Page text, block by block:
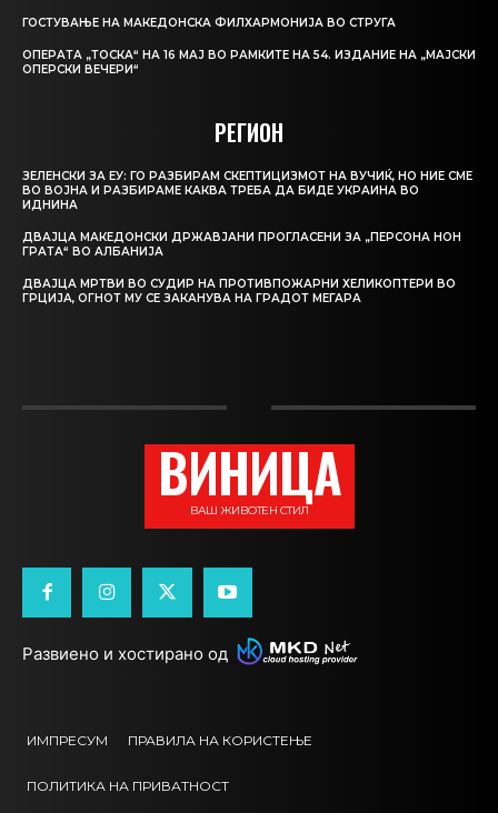
ГОСТУВАЊЕ НА МАКЕДОНСКА ФИЛХАРМОНИЈА ВО СТРУГА
ОПЕРАТА „ТОСКА“ НА 16 МАЈ ВО РАМКИТЕ НА 54. ИЗДАНИЕ НА „МАЈСКИ
ОПЕРСКИ ВЕЧЕРИ“
РЕГИОН
ЗЕЛЕНСКИ ЗА ЕУ: ГО РАЗБИРАМ СКЕПТИЦИЗМОТ НА ВУЧИЌ, НО НИЕ СМЕ
ВО ВОЈНА И РАЗБИРАМЕ КАКВА ТРЕБА ДА БИДЕ УКРАИНА ВО
ИДНИНА
ДВАЈЦА МАКЕДОНСКИ ДРЖАВЈАНИ ПРОГЛАСЕНИ ЗА „ПЕРСОНА НОН
ГРАТА“ ВО АЛБАНИЈА
ДВАЈЦА МРТВИ ВО СУДИР НА ПРОТИВПОЖАРНИ ХЕЛИКОПТЕРИ ВО
ГРЦИЈА, ОГНОТ МУ СЕ ЗАКАНУВА НА ГРАДОТ МЕГАРА
ВИНИЦА
ВАШ ЖИВОТЕН СТИЛ
Развиено и хостирано од
ИМПРЕСУМ ПРАВИЛА НА КОРИСТЕЊЕ
ПОЛИТИКА НА ПРИВАТНОСТ